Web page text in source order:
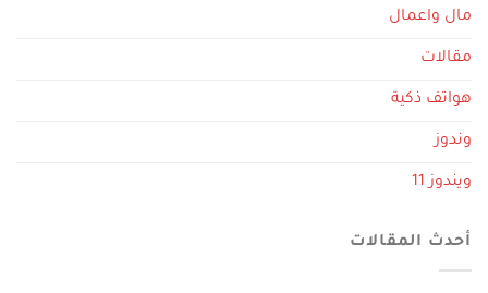
مال واعمال
مقالات
هواتف ذكية
وندوز
ويندوز 11
أحدث المقالات